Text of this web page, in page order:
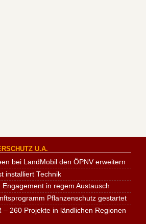
U.A.
bei LandMobil den ÖPNV erweitern
installiert Technik
in regem Austausch
Pflanzenschutz gestartet
– 260 Projekte in ländlichen Regionen